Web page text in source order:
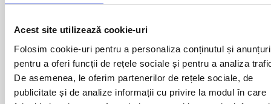
Acest site utilizează cookie-uri
Folosim cookie-uri pentru a personaliza conținutul și
pentru a oferi funcții de rețele sociale și pentru a analiza
De asemenea, le oferim partenerilor de rețele sociale, de
publicitate și de analize informații cu privire la modul în care
AIUD
ALESD
ALEXANDRIA
BACAU
BAIA MARE
BAILE HERCULANE
MEDGIDIA
MIZIL
MOINESTI
MOTCA
NUSFALAU
OLTENITA
ONESTI